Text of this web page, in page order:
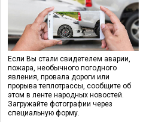
Если Вы стали свидетелем аварии,
пожара, необычного погодного
явления, провала дороги или
прорыва теплотрассы, сообщите об
этом в ленте народных новостей.
Загружайте фотографии через
специальную форму.